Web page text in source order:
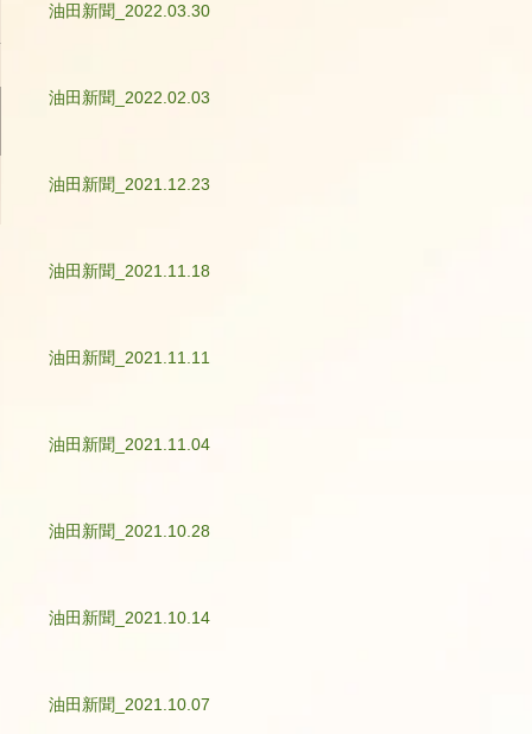
油田新聞_2022.03.30
油田新聞_2022.02.03
油田新聞_2021.12.23
油田新聞_2021.11.18
油田新聞_2021.11.11
油田新聞_2021.11.04
油田新聞_2021.10.28
油田新聞_2021.10.14
油田新聞_2021.10.07